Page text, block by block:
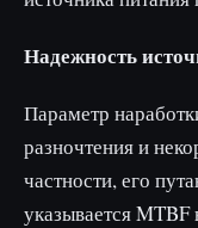
Надежность
Параметр
разночтения и
частности, его
указывается MTBF